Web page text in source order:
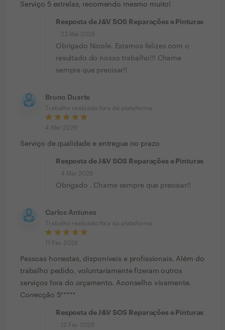
Serviço 5 estrelas, recomendo mesmo muito!
Resposta de J&V SOS Reparações e Pinturas
23 Mai 2026
Obrigado Nicole. Estamos felizes com o
resultado do nosso trabalho!!! Chame
sempre que precisar!!
Bruno Duarte
Trabalho realizado fora da plataforma
4 Mar 2026
Serviço de qualidade e entregue no prazo
Resposta de J&V SOS Reparações e Pinturas
4 Mar 2026
Obrigado . Chame sempre que precisar!!
Carlos Antunes
Trabalho realizado fora da plataforma
11 Fev 2026
Pessoas honestas, disponíveis e profissionais. Além do
trabalho pedido, voluntariamente fizeram outros
serviços fora do orçamento. Aconselho vivamente.
Correcção 5*****
Resposta de J&V SOS Reparações e Pinturas
12 Fev 2026